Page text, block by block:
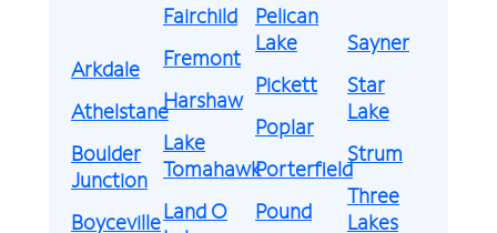
Arkdale
Athelstane
Boulder
Junction
Boyceville
Fairchild
Fremont
Harshaw
Lake
Tomahawk
Land O
Pelican
Lake
Pickett
Poplar
Porterfield
Pound
Sayner
Star
Lake
Strum
Three
Lakes